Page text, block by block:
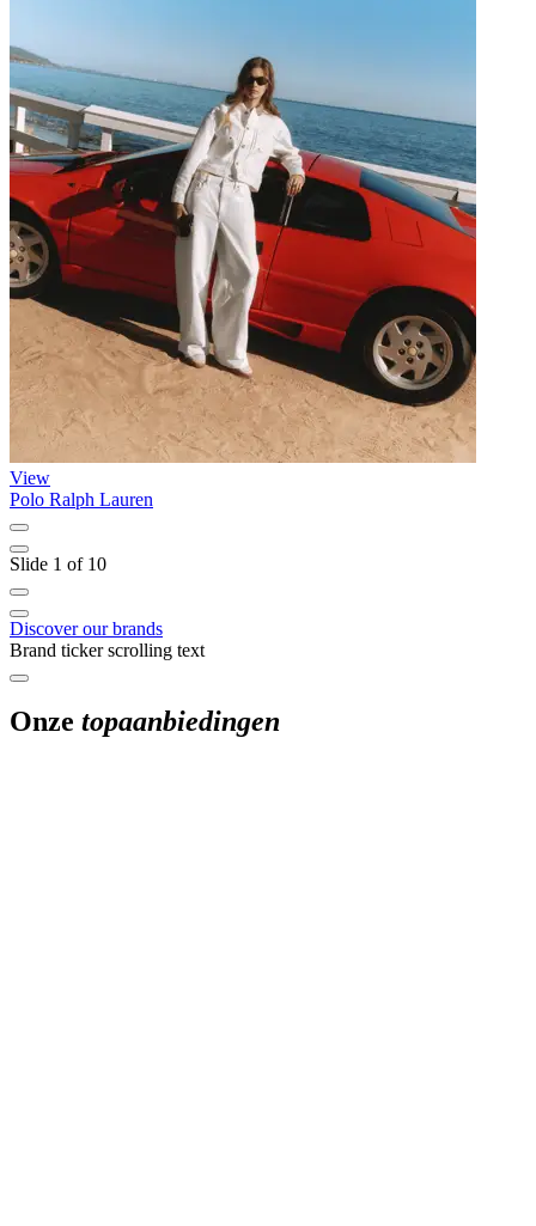
View
Polo Ralph Lauren
Slide 1 of 10
Discover our brands
Brand ticker scrolling text
Onze topaanbiedingen